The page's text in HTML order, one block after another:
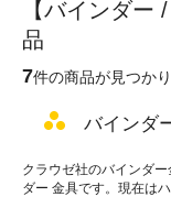
【バインダー
品
7件の商品が見つか
バインダ
クラウゼ社のバインダ
ダー 金具です。現在は